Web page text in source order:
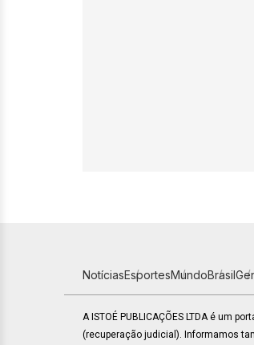
NotíciasEsportesMundoBrasil
A ISTOÉ PUBLICAÇÕES LTDA é um
(recuperação judicial). Informamos